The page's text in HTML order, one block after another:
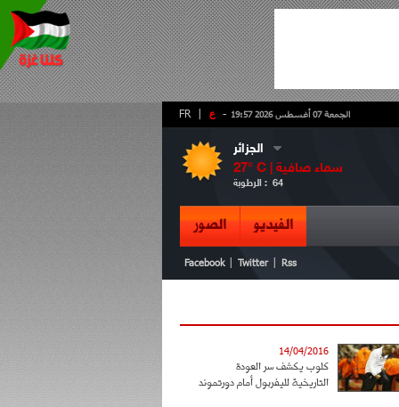
- ع FR الجمعة 07 أغسطس 2026 19:57
الجزائر
27° C | سماء صافية
الرطوبة : 64
الفيديو الصور
Facebook Twitter Rss
14/04/2016
كلوب يكشف سر العودة
التاريخية لليفربول أمام دورتموند